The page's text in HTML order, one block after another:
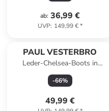
ab: 36,99 €
UVP: 149,99 €*
PAUL VESTERBRO
Leder-Chelsea-Boots in
Schwarz
-66%
49,99 €